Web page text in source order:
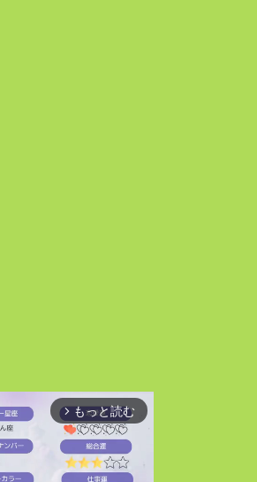
arrow_forward_ios もっと読む